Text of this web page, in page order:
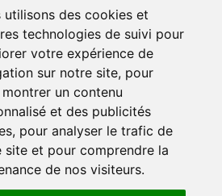
utilisons des cookies et
technologies de suivi pour
votre expérience de
sur notre site, pour
un contenu
et des publicités
pour analyser le trafic de
site et pour comprendre la
de nos visiteurs.
PAIEMENT ACCEPTÉS